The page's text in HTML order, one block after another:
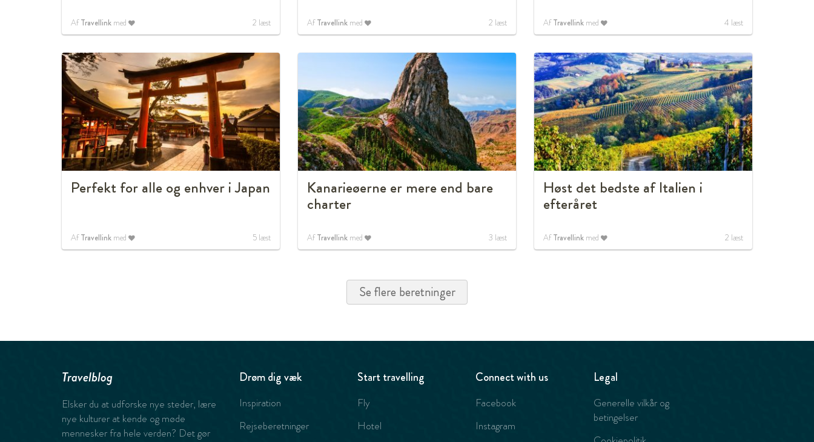
AfTravellink med 2 læst AfTravellink med 2 læst AfTravellink med 4 læst
Perfekt for alle og enhver i Japan
AfTravellink med 5 læst
Kanarieøerne er mere end bare
charter
AfTravellink med 3 læst
Høst det bedste af Italien i
efteråret
AfTravellink med 2 læst
Se flere beretninger
Travelblog
Elsker du at udforske nye steder, lære
nye kulturer at kende og møde
mennesker fra hele verden? Det gør
Drøm dig væk
Inspiration
Rejseberetninger
Start travelling
Fly
Hotel
Connect with us
Facebook
Instagram
Legal
Generelle vilkår og
betingelser